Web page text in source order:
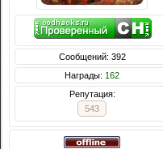
Сообщений: 392
Награды: 162
Репутация:
543